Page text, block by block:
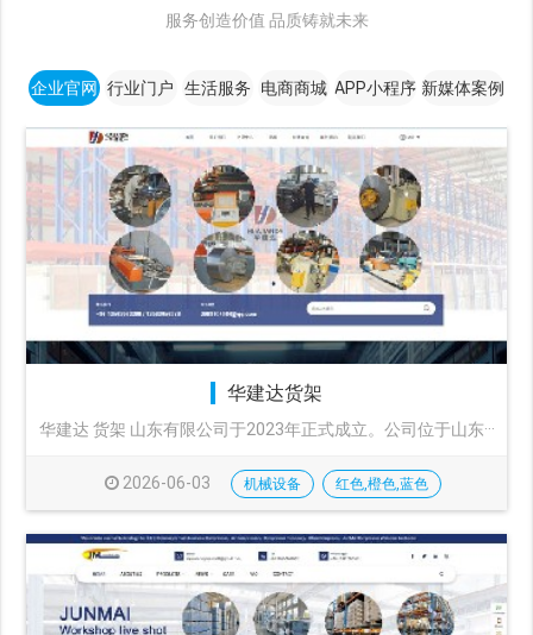
服务创造价值 品质铸就未来
企业官网 行业门户 生活服务 电商商城 APP小程序 新媒体案例
华建达货架
华建达 货架 山东有限公司于2023年正式成立。公司位于山东···
2026-06-03 机械设备 红色,橙色,蓝色